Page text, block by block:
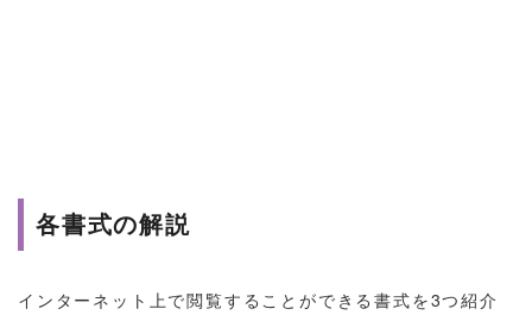
各書式の解説
インターネット上で閲覧することができる書式を3つ紹介